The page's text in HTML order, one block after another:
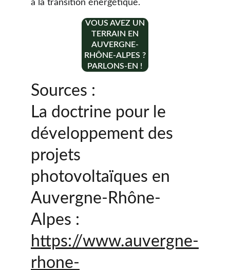
à la transition énergétique.
VOUS AVEZ UN
TERRAIN EN
AUVERGNE-
RHÔNE-ALPES ?
PARLONS-EN !
Sources :
La doctrine pour le
développement des
projets
photovoltaïques en
Auvergne-Rhône-
Alpes :
https://www.auvergne-
rhone-